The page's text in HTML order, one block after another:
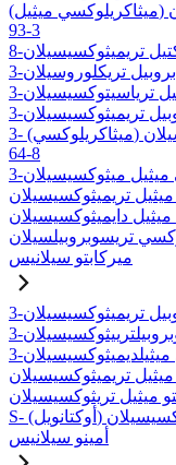
(ميثاكريلوكسي ميثيل) ميثيل ثنائي ميثوكسيسيلان CAS: 121177-
93-3
3- (ميثاكريلوكسي) بروبيل ثنائي ميثيل ميثوكسيسيلان CAS: 66753-
64-8
ميركابتو سيلانيس
أمينو سيلانيس